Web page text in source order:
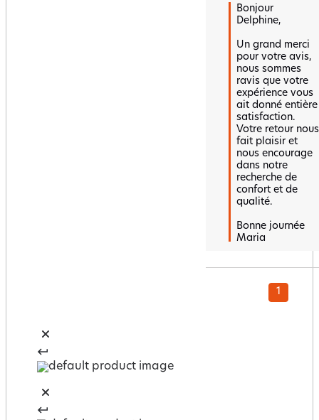
Bonjour
Delphine,
Un grand merci
pour votre avis,
nous sommes
ravis que votre
expérience vous
ait donné entière
satisfaction.
Votre retour nous
fait plaisir et
nous encourage
dans notre
recherche de
confort et de
qualité.
Bonne journée
Maria
1